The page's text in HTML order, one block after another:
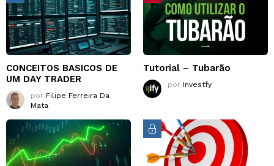
CONCEITOS BASICOS DE
UM DAY TRADER
por Filipe Ferreira Da
Mata
Tutorial – Tubarão
por Investfy